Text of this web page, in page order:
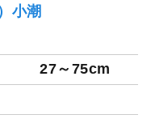
小潮
27～75cm